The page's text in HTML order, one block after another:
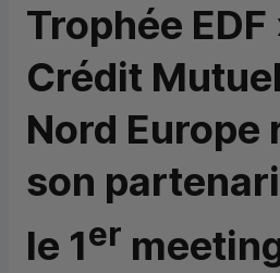
Trophée EDF
Crédit Mutuel
Nord Europe
son
le 1er